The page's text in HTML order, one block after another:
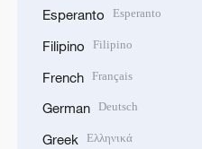
Esperanto Esperanto
Filipino Filipino
French Français
German Deutsch
Greek Ελληνικά